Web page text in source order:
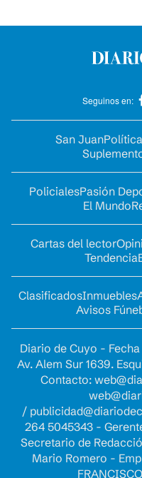
Seguinos en:
San JuanPolítica
PolicialesPasión
El Mundo
Cartas del lector
Tendencia
ClasificadosInmuebles
Avisos
Diario de Cuyo -
Av. Alem Sur 1639.
Contacto:
/
264 5045343 -
Secretario de
Mario Romero -